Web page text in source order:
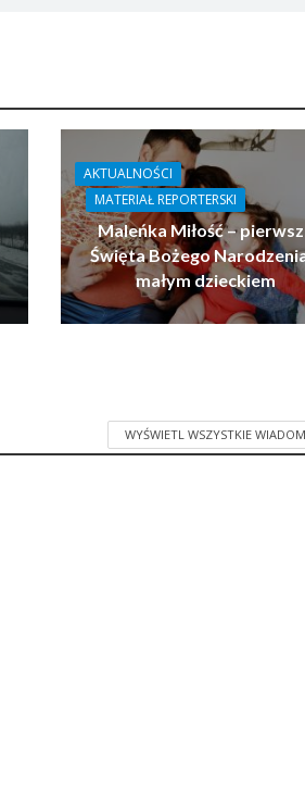
AKTUALNOŚCI
MATERIAŁ REPORTERSKI
Maleńka Miłość –
Święta Bożego
małym dzieckiem
WYŚWIETL WSZYSTKIE